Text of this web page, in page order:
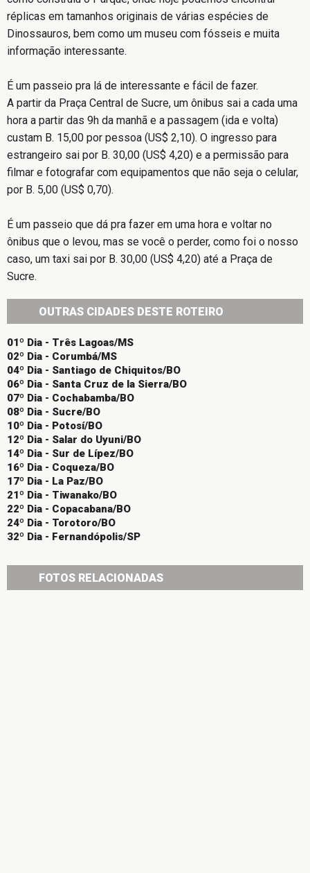
réplicas em tamanhos originais de várias espécies de
Dinossauros, bem como um museu com fósseis e muita
informação interessante.
É um passeio pra lá de interessante e fácil de fazer.
A partir da Praça Central de Sucre, um ônibus sai a cada uma
hora a partir das 9h da manhã e a passagem (ida e volta)
custam B. 15,00 por pessoa (US$ 2,10). O ingresso para
estrangeiro sai por B. 30,00 (US$ 4,20) e a permissão para
filmar e fotografar com equipamentos que não seja o celular,
por B. 5,00 (US$ 0,70).
É um passeio que dá pra fazer em uma hora e voltar no
ônibus que o levou, mas se você o perder, como foi o nosso
caso, um taxi sai por B. 30,00 (US$ 4,20) até a Praça de
Sucre.
OUTRAS CIDADES DESTE ROTEIRO
01º Dia - Três Lagoas/MS
02º Dia - Corumbá/MS
04º Dia - Santiago de Chiquitos/BO
06º Dia - Santa Cruz de la Sierra/BO
07º Dia - Cochabamba/BO
08º Dia - Sucre/BO
10º Dia - Potosí/BO
12º Dia - Salar do Uyuni/BO
14º Dia - Sur de Lípez/BO
16º Dia - Coqueza/BO
17º Dia - La Paz/BO
21º Dia - Tiwanako/BO
22º Dia - Copacabana/BO
24º Dia - Torotoro/BO
32º Dia - Fernandópolis/SP
FOTOS RELACIONADAS